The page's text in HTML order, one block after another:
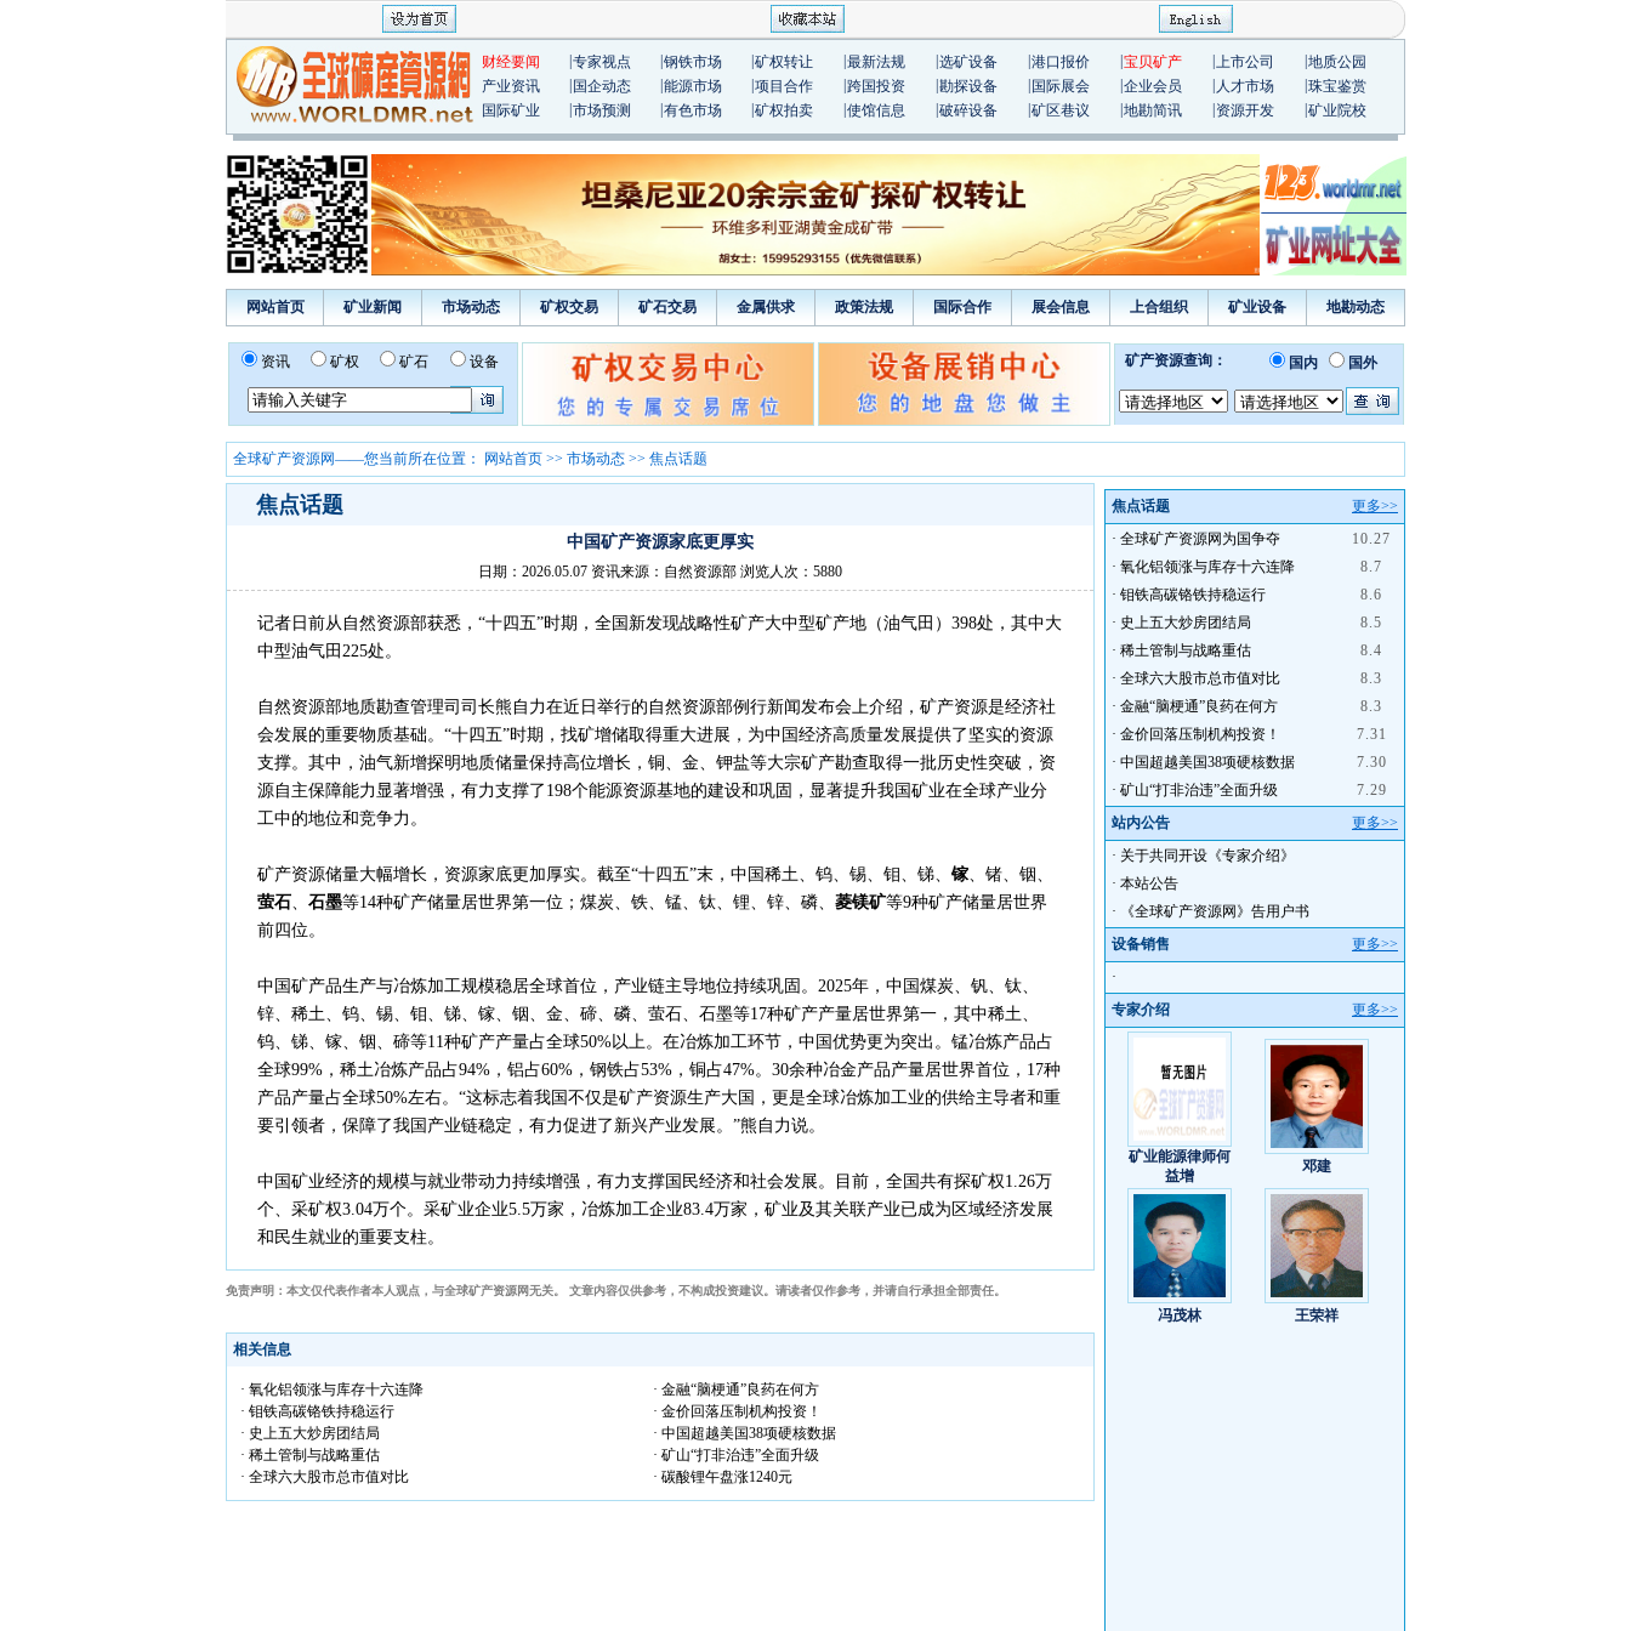
财经要闻 专家视点 钢铁市场 矿权转让 最新法规 选矿设备 港口报价 宝贝矿产 上市公司
地质公园
产业资讯
国企动态 能源市场 项目合作 跨国投资 勘探设备 国际展会 企业会员 人才市场
珠宝鉴赏
国际矿业
市场预测 有色市场 矿权拍卖 使馆信息 破碎设备 矿区巷议 地勘简讯 资源开发 矿业院校
网站首页 矿业新闻 市场动态 矿权交易 矿石交易 金属供求 政策法规 国际合作 展会信息 上合组织 矿业设备 地勘动态
资讯 矿权 矿石 设备
全球矿产资源网——您当前所在位置： 网站首页 >> 市场动态 >> 焦点话题
焦点话题
中国矿产资源家底更厚实
日期：2026.05.07 资讯来源：自然资源部 浏览人次：5880
记者日前从自然资源部获悉，“十四五”时期，全国新发现战略性矿产大中型矿产地（油气田）398处，其中大
中型油气田225处。
自然资源部地质勘查管理司司长熊自力在近日举行的自然资源部例行新闻发布会上介绍，矿产资源是经济社
会发展的重要物质基础。“十四五”时期，找矿增储取得重大进展，为中国经济高质量发展提供了坚实的资源
支撑。其中，油气新增探明地质储量保持高位增长，铜、金、钾盐等大宗矿产勘查取得一批历史性突破，资
源自主保障能力显著增强，有力支撑了198个能源资源基地的建设和巩固，显著提升我国矿业在全球产业分
工中的地位和竞争力。
矿产资源储量大幅增长，资源家底更加厚实。截至“十四五”末，中国稀土、钨、锡、钼、锑、 镓、锗、铟、
萤石、 石墨等14种矿产储量居世界第一位；煤炭、铁、锰、钛、锂、锌、磷、 菱镁矿等9种矿产储量居世界
前四位。
中国矿产品生产与冶炼加工规模稳居全球首位，产业链主导地位持续巩固。2025年，中国煤炭、钒、钛、
锌、稀土、钨、锡、钼、锑、镓、铟、金、碲、磷、萤石、石墨等17种矿产产量居世界第一，其中稀土、
钨、锑、镓、铟、碲等11种矿产产量占全球50%以上。在冶炼加工环节，中国优势更为突出。锰冶炼产品占
全球99%，稀土冶炼产品占94%，铝占60%，钢铁占53%，铜占47%。30余种冶金产品产量居世界首位，17种
产品产量占全球50%左右。“这标志着我国不仅是矿产资源生产大国，更是全球冶炼加工业的供给主导者和重
要引领者，保障了我国产业链稳定，有力促进了新兴产业发展。”熊自力说。
中国矿业经济的规模与就业带动力持续增强，有力支撑国民经济和社会发展。目前，全国共有探矿权1.26万
个、采矿权3.04万个。采矿业企业5.5万家，冶炼加工企业83.4万家，矿业及其关联产业已成为区域经济发展
和民生就业的重要支柱。
免责声明：本文仅代表作者本人观点，与全球矿产资源网无关。 文章内容仅供参考，不构成投资建议。请读者仅作参考，并请自行承担全部责任。
相关信息
· 氧化铝领涨与库存十六连降
· 金融“脑梗通”良药在何方
· 钼铁高碳铬铁持稳运行
· 金价回落压制机构投资！
· 史上五大炒房团结局
· 中国超越美国38项硬核数据
· 稀土管制与战略重估
· 矿山“打非治违”全面升级
· 全球六大股市总市值对比
· 碳酸锂午盘涨1240元
焦点话题
更多>>
· 全球矿产资源网为国争夺
10.27
· 氧化铝领涨与库存十六连降
8.7
· 钼铁高碳铬铁持稳运行
8.6
· 史上五大炒房团结局
8.5
· 稀土管制与战略重估
8.4
· 全球六大股市总市值对比
8.3
· 金融“脑梗通”良药在何方
8.3
· 金价回落压制机构投资！
7.31
· 中国超越美国38项硬核数据
7.30
· 矿山“打非治违”全面升级
7.29
站内公告
更多>>
· 关于共同开设《专家介绍》
· 本站公告
·
《全球矿产资源网》告用户书
设备销售
更多>>
·
专家介绍
更多>>
矿业能源律师何
益增
邓建
冯茂林 王荣祥